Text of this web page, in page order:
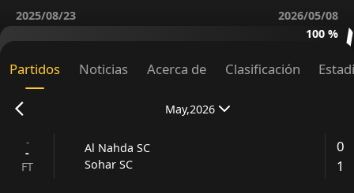
2025/08/23
2026/05/08
100 %
Partidos Noticias Acerca de Clasificación
May,2026
-
-
FT
Al Nahda SC
Sohar SC
0
1